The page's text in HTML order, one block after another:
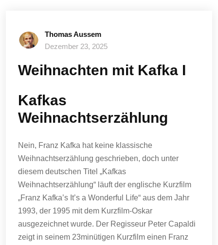
Thomas Aussem
Dezember 23, 2025
Weihnachten mit Kafka I
Kafkas
Weihnachtserzählung
Nein, Franz Kafka hat keine klassische
Weihnachtserzählung geschrieben, doch unter
diesem deutschen Titel „Kafkas
Weihnachtserzählung“ läuft der englische Kurzfilm
„Franz Kafka’s It’s a Wonderful Life“ aus dem Jahr
1993, der 1995 mit dem Kurzfilm-Oskar
ausgezeichnet wurde. Der Regisseur Peter Capaldi
zeigt in seinem 23minütigen Kurzfilm einen Franz